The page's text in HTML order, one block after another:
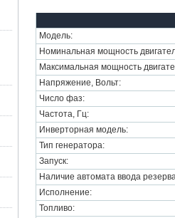
Модель:
Номинальная мощность
Максимальная мощность
Напряжение, Вольт:
Число фаз:
Частота, Гц:
Инверторная модель:
Тип генератора:
Запуск:
Наличие автомата ввода
Исполнение:
Топливо: